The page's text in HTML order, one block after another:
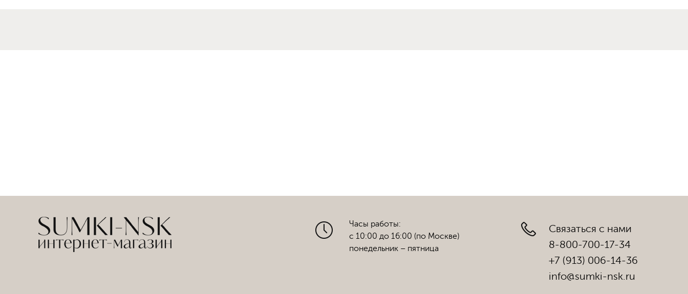
Часы работы:
с 10:00 до 16:00 (по Москве)
понедельник – пятница
Связаться с нами
8-800-700-17-34
+7 (913) 006-14-36
info@sumki-nsk.ru